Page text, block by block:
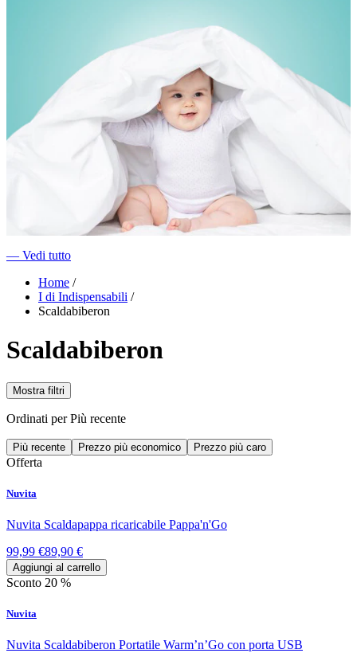
― Vedi tutto
Home /
I di Indispensabili /
Scaldabiberon
Scaldabiberon
Mostra filtri
Ordinati perPiù recente
Più recente Prezzo più economico Prezzo più caro
Offerta
Nuvita
Nuvita Scaldapappa ricaricabile Pappa'n'Go
99,99 €89,90 €
Aggiungi al carrello
Sconto 20 %
Nuvita
Nuvita Scaldabiberon Portatile Warm’n’Go con porta USB